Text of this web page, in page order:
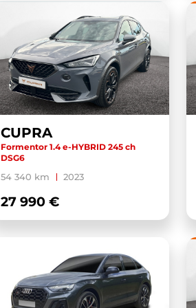
CUPRA
Formentor 1.4 e-HYBRID 245 ch
DSG6
54 340 km 2023
27 990 €